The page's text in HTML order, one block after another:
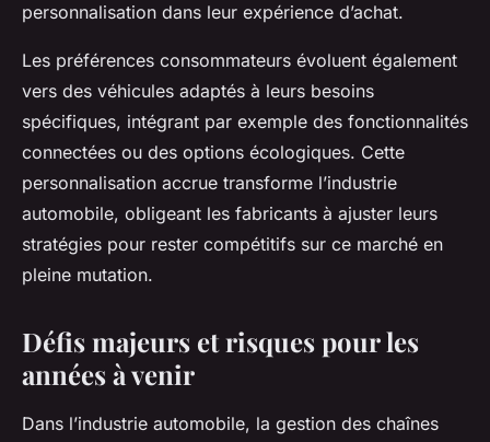
personnalisation dans leur expérience d’achat.
Les préférences consommateurs évoluent également
vers des véhicules adaptés à leurs besoins
spécifiques, intégrant par exemple des fonctionnalités
connectées ou des options écologiques. Cette
personnalisation accrue transforme l’industrie
automobile, obligeant les fabricants à ajuster leurs
stratégies pour rester compétitifs sur ce marché en
pleine mutation.
Défis majeurs et risques pour les
années à venir
Dans l’industrie automobile, la gestion des chaînes